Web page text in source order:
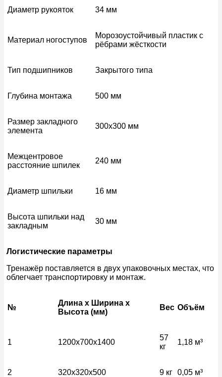
Диаметр рукояток 34 мм
Материал ногоступов
Морозоустойчивый пластик с
рёбрами жёсткости
Тип подшипников Закрытого типа
Глубина монтажа 500 мм
Размер закладного
элемента
300х300 мм
Межцентровое
расстояние шпилек
240 мм
Диаметр шпильки 16 мм
Высота шпильки над
закладным
30 мм
Логистические параметры
Тренажёр поставляется в двух упаковочных местах, что
облегчает транспортировку и монтаж.
№
Длина x Ширина x
Высота (мм)
Вес Объём
1 1200x700x1400
57
кг
1,18 м³
2 320x320x500 9 кг 0,05 м³